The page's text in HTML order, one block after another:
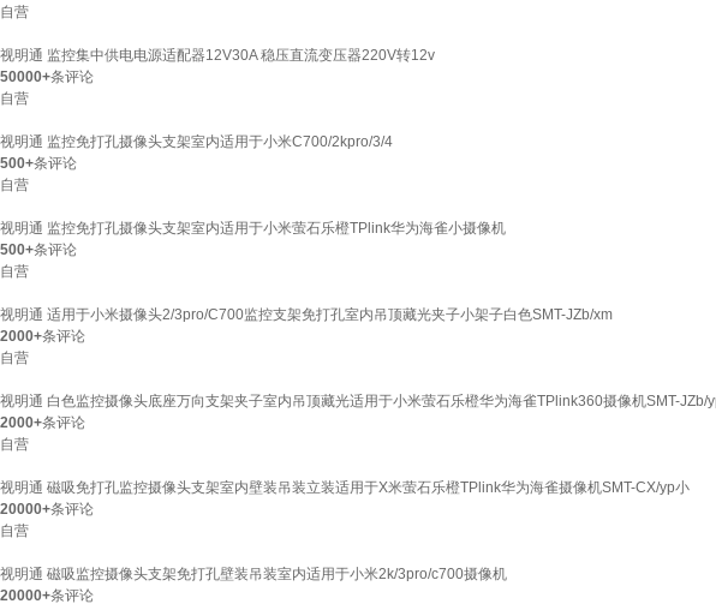
自营
视明通 监控集中供电电源适配器12V30A 稳压直流变压器220V转12v
50000+条评论
自营
视明通 监控免打孔摄像头支架室内适用于小米C700/2kpro/3/4
500+条评论
自营
视明通 监控免打孔摄像头支架室内适用于小米萤石乐橙TPlink华为海雀小摄像机
500+条评论
自营
视明通 适用于小米摄像头2/3pro/C700监控支架免打孔室内吊顶藏光夹子小架子白色SMT-JZb/xm
2000+条评论
自营
视明通 白色监控摄像头底座万向支架夹子室内吊顶藏光适用于小米萤石乐橙华为海雀TPlink360摄像机SMT-JZb/
2000+条评论
自营
视明通 磁吸免打孔监控摄像头支架室内壁装吊装立装适用于X米萤石乐橙TPlink华为海雀摄像机SMT-CX/yp小
20000+条评论
自营
视明通 磁吸监控摄像头支架免打孔壁装吊装室内适用于小米2k/3pro/c700摄像机
20000+条评论